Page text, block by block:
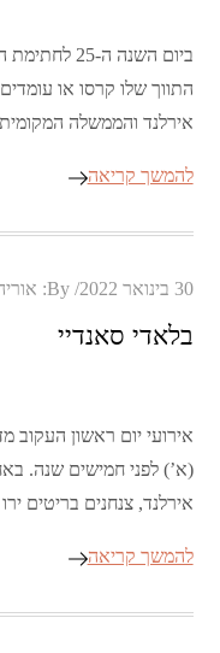
ביום השנה
התווך שלו קרסו או
אירלנד והממשלה
להמשך קריאה
Posted
30 בינואר 2022 By:
בלאדי סאנדיי
(א’) לפני חמישים שנה.
אירלנד, צנחנים בריטים
להמשך קריאה